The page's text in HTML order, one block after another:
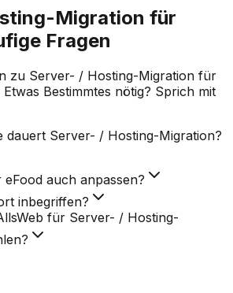
Migration für
Fragen
zu Server- / Hosting-Migration für
Bestimmtes nötig? Sprich mit
dauert Server- / Hosting-Migration?
eFood auch anpassen?
inbegriffen?
für Server- / Hosting-